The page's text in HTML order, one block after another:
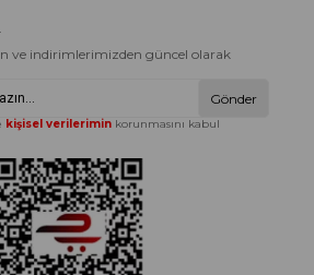
ve indirimlerimizden güncel olarak
Gönder
kişisel verilerimin korunmasını kabul